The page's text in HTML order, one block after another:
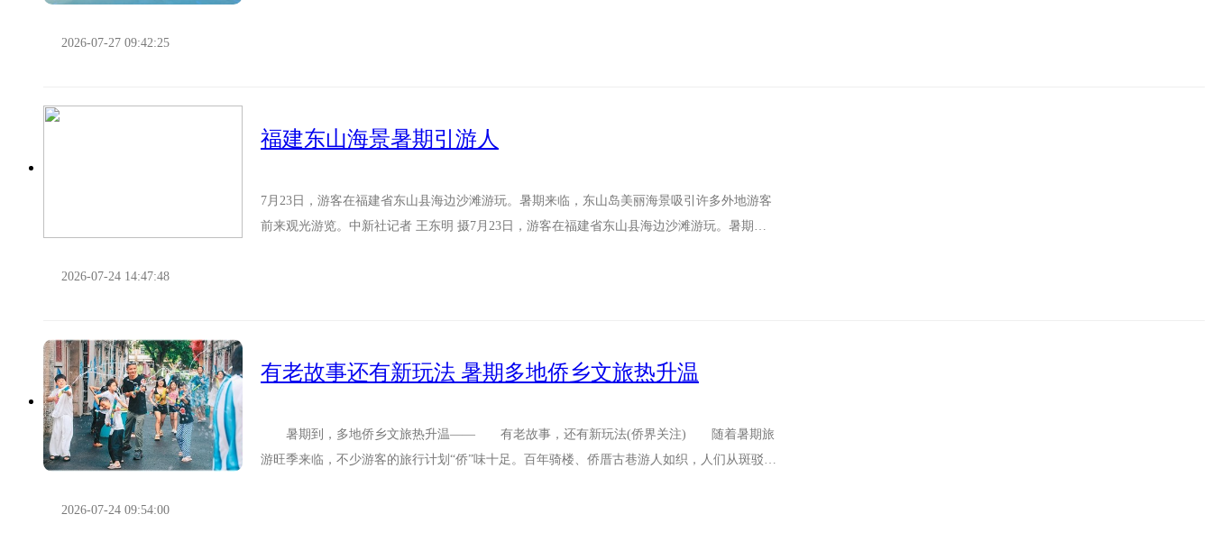
2026-07-27 09:42:25
福建东山海景暑期引游人
7月23日，游客在福建省东山县海边沙滩游玩。暑期来临，东山岛美丽海景吸引许多外地游客
前来观光游览。中新社记者 王东明 摄7月23日，游客在福建省东山县海边沙滩游玩。暑期来
2026-07-24 14:47:48
有老故事还有新玩法 暑期多地侨乡文旅热升温
暑期到，多地侨乡文旅热升温—— 有老故事，还有新玩法(侨界关注) 随着暑期旅
游旺季来临，不少游客的旅行计划“侨”味十足。百年骑楼、侨厝古巷游人如织，人们从斑驳的
2026-07-24 09:54:00